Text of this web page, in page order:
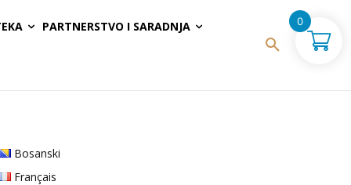
PARTNERSTVO I SARADNJA
Bosanski
Français
0